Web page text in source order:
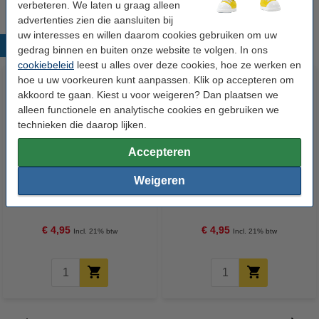
verbeteren. We laten u graag alleen
advertenties zien die aansluiten bij
uw interesses en willen daarom cookies gebruiken om uw
gedrag binnen en buiten onze website te volgen. In ons
cookiebeleid leest u alles over deze cookies, hoe ze werken en
hoe u uw voorkeuren kunt aanpassen. Klik op accepteren om
akkoord te gaan. Kiest u voor weigeren? Dan plaatsen we
alleen functionele en analytische cookies en gebruiken we
technieken die daarop lijken.
Accepteren
Weigeren
Populaire producten
Winsor & Newton schildermes
(nummer 20)
€ 4,95 Incl. 21% btw
Winsor & Newton schildermes
(nummer 22)
€ 4,95 Incl. 21% btw